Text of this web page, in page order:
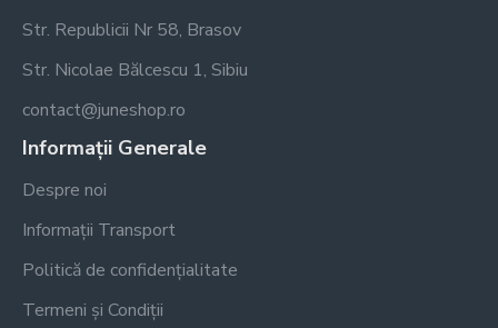
Str. Republicii Nr 58, Brasov
Str. Nicolae Bălcescu 1, Sibiu
contact@juneshop.ro
Informații Generale
Despre noi
Informații Transport
Politică de confidențialitate
Termeni și Condiții